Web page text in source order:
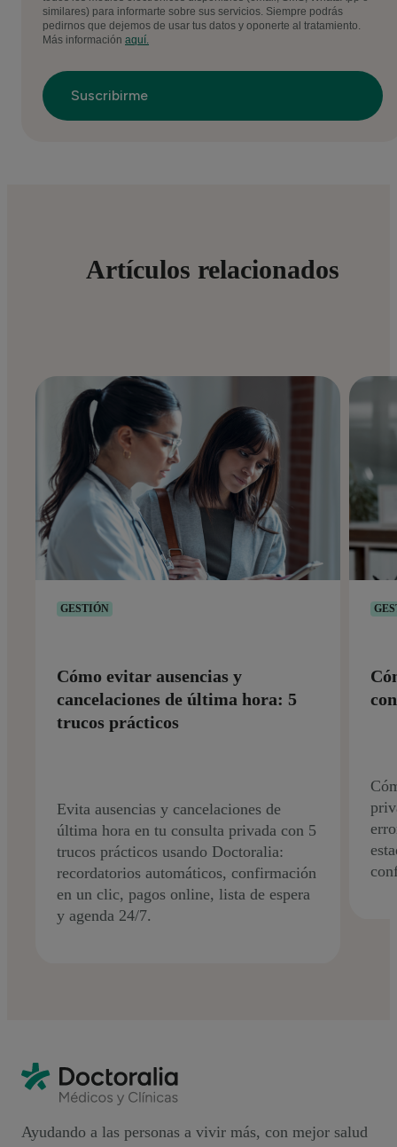
similares) para informarte sobre sus servicios. Siempre podrás
pedirnos que dejemos de usar tus datos y oponerte al tratamiento.
Más información aquí.
Artículos relacionados
GESTIÓN
Cómo evitar ausencias y
cancelaciones de última hora: 5
trucos prácticos
Evita ausencias y cancelaciones de
última hora en tu consulta privada con 5
trucos prácticos usando Doctoralia:
recordatorios automáticos, confirmación
en un clic, pagos online, lista de espera
y agenda 24/7.
Ayudando a las personas a vivir más, con mejor salud